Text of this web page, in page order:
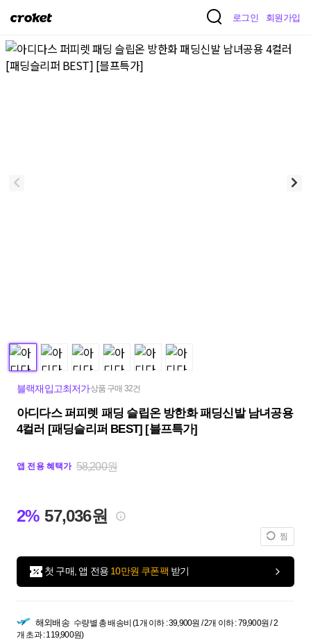
크
켓
로그인 회원가입
블랙재입고최저가상품 구매 32건
아디다스 퍼피렛 패딩 슬립온 방한화 패딩신발 남녀공용
4컬러 [패딩슬리퍼 BEST] [블프특가]
앱 전용 혜택가 58,200원
2% 57,036원
찜
첫 구매, 앱 전용 10만원 쿠폰팩 받기
해외배송 수량별 총 배송비 (1개 이하 : 39,900원 / 2개 이하 : 79,900원 / 2
개 초과 : 119,900원)